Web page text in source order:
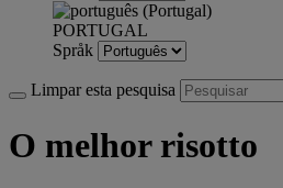
PORTUGAL
Språk
Limpar esta pesquisa
O melhor risotto